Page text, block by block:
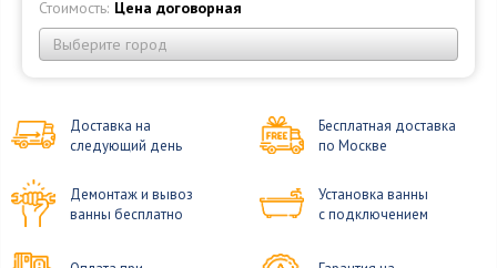
Стоимость: Цена договорная
Выберите город
Доставка на
следующий день
Бесплатная доставка
по Москве
Демонтаж и вывоз
ванны бесплатно
Установка ванны
с подключением